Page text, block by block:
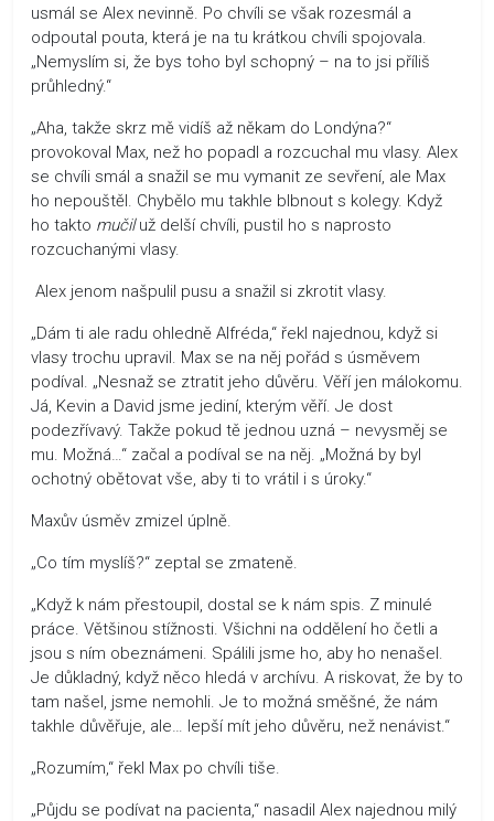
usmál se Alex nevinně. Po chvíli se však rozesmál a
odpoutal pouta, která je na tu krátkou chvíli spojovala.
„Nemyslím si, že bys toho byl schopný – na to jsi příliš
průhledný.“
„Aha, takže skrz mě vidíš až někam do Londýna?“
provokoval Max, než ho popadl a rozcuchal mu vlasy. Alex
se chvíli smál a snažil se mu vymanit ze sevření, ale Max
ho nepouštěl. Chybělo mu takhle blbnout s kolegy. Když
ho takto mučiluž delší chvíli, pustil ho s naprosto
rozcuchanými vlasy.
Alex jenom našpulil pusu a snažil si zkrotit vlasy.
„Dám ti ale radu ohledně Alfréda,“ řekl najednou, když si
vlasy trochu upravil. Max se na něj pořád s úsměvem
podíval. „Nesnaž se ztratit jeho důvěru. Věří jen málokomu.
Já, Kevin a David jsme jediní, kterým věří. Je dost
podezřívavý. Takže pokud tě jednou uzná – nevysměj se
mu. Možná…“ začal a podíval se na něj. „Možná by byl
ochotný obětovat vše, aby ti to vrátil i s úroky.“
Maxův úsměv zmizel úplně.
„Co tím myslíš?“ zeptal se zmateně.
„Když k nám přestoupil, dostal se k nám spis. Z minulé
práce. Většinou stížnosti. Všichni na oddělení ho četli a
jsou s ním obeznámeni. Spálili jsme ho, aby ho nenašel.
Je důkladný, když něco hledá v archívu. A riskovat, že by to
tam našel, jsme nemohli. Je to možná směšné, že nám
takhle důvěřuje, ale… lepší mít jeho důvěru, než nenávist.“
„Rozumím,“ řekl Max po chvíli tiše.
„Půjdu se podívat na pacienta,“ nasadil Alex najednou milý